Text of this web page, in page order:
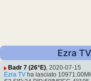
Ezra
Badr 7 (26°E), 2020-07-15
Ezra TV ha lasciato